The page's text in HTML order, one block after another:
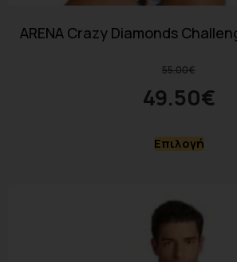
ARENA Crazy Diamonds
55.00€
49.50€
Επιλογή